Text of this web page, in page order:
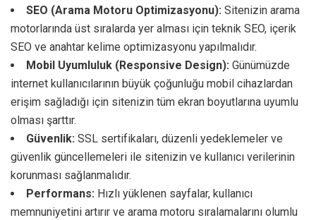
SEO (Arama Motoru Optimizasyonu): Sitenizin arama
motorlarında üst sıralarda yer alması için teknik SEO, içerik
SEO ve anahtar kelime optimizasyonu yapılmalıdır.
Mobil Uyumluluk (Responsive Design): Günümüzde
internet kullanıcılarının büyük çoğunluğu mobil cihazlardan
erişim sağladığı için sitenizin tüm ekran boyutlarına uyumlu
olması şarttır.
Güvenlik: SSL sertifikaları, düzenli yedeklemeler ve
güvenlik güncellemeleri ile sitenizin ve kullanıcı verilerinin
korunması sağlanmalıdır.
Performans: Hızlı yüklenen sayfalar, kullanıcı
memnuniyetini artırır ve arama motoru sıralamalarını olumlu